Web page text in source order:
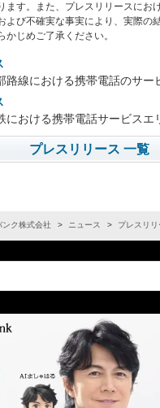
ます。また、プレスリリースにお
よび不確実な事実により、実際の
かじめご了承ください。
路線における携帯電話のサー
における携帯電話サービスエ
プレスリリース 一覧
ンク株式会社 ニュース プレスリリ